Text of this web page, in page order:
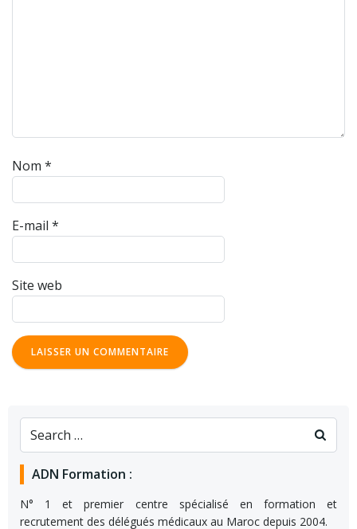
Nom *
E-mail *
Site web
ADN Formation :
N° 1 et premier centre spécialisé en formation et
recrutement des délégués médicaux au Maroc depuis 2004.